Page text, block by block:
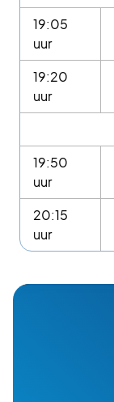
19:05
uur
19:20
uur
19:50
uur
20:15
uur